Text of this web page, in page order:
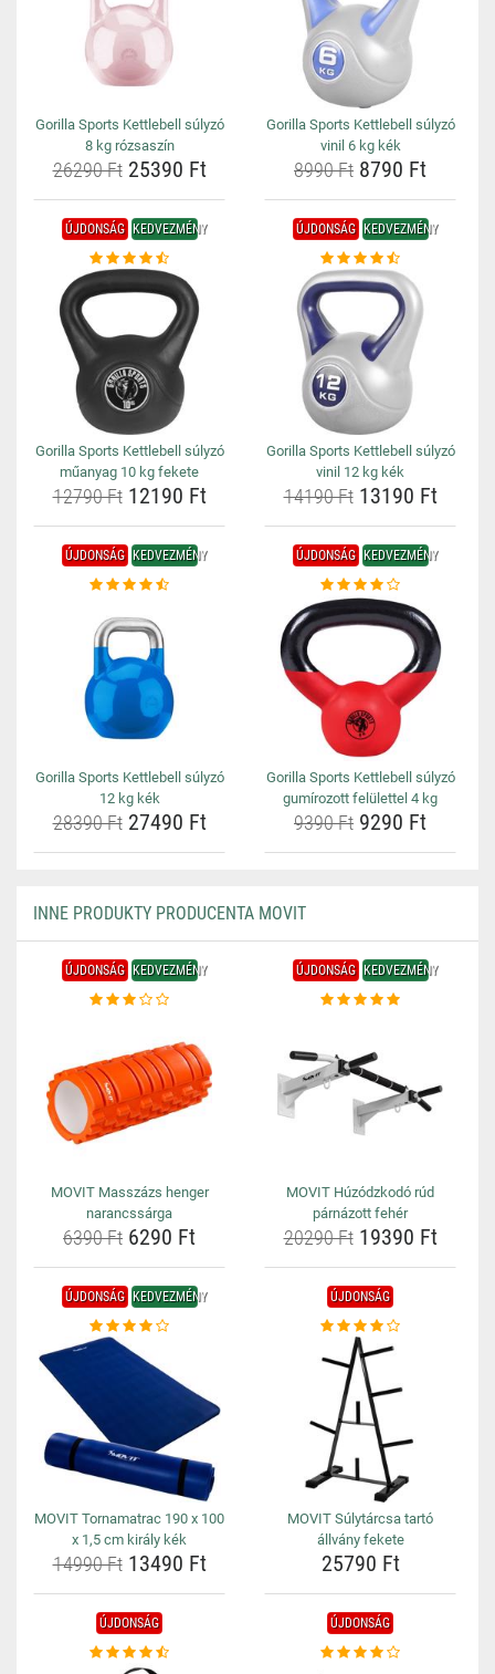
Gorilla Sports Kettlebell súlyzó
8 kg rózsaszín
26290 Ft25390 Ft
Gorilla Sports Kettlebell súlyzó
vinil 6 kg kék
8990 Ft 8790 Ft
ÚJDONSÁG KEDVEZMÉNY
Gorilla Sports Kettlebell súlyzó
műanyag 10 kg fekete
12790 Ft12190 Ft
ÚJDONSÁG KEDVEZMÉNY
Gorilla Sports Kettlebell súlyzó
vinil 12 kg kék
14190 Ft13190 Ft
ÚJDONSÁG KEDVEZMÉNY
Gorilla Sports Kettlebell súlyzó
12 kg kék
28390 Ft27490 Ft
ÚJDONSÁG KEDVEZMÉNY
Gorilla Sports Kettlebell súlyzó
gumírozott felülettel 4 kg
9390 Ft 9290 Ft
INNE PRODUKTY PRODUCENTA MOVIT
ÚJDONSÁG KEDVEZMÉNY
MOVIT Masszázs henger
narancssárga
6390 Ft 6290 Ft
ÚJDONSÁG KEDVEZMÉNY
MOVIT Húzódzkodó rúd
párnázott fehér
20290 Ft19390 Ft
ÚJDONSÁG KEDVEZMÉNY
MOVIT Tornamatrac 190 x 100
x 1,5 cm király kék
14990 Ft13490 Ft
ÚJDONSÁG
MOVIT Súlytárcsa tartó
állvány fekete
25790 Ft
ÚJDONSÁG ÚJDONSÁG